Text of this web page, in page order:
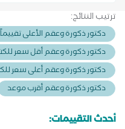
ترتيب النتائج:
دكتور ذكورة وعقم الأعلى تقييماً
دكتور ذكورة وعقم أقل سعر
دكتور ذكورة وعقم أعلى سعر
دكتور ذكورة وعقم أقرب موعد
أحدث التقييمات: